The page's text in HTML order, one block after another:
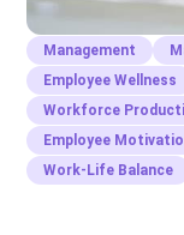
Management
Employee Wellness
Workforce
Employee
Work-Life Balance